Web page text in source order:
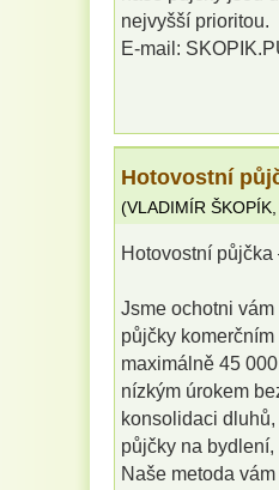
nejvyšší prioritou.
E-mail:
Hotovostní
(VLADIMÍR ŠKOPÍK
Hotovostní
Jsme ochotni
půjčky
maximálně 45
nízkým úrokem
konsolidaci
půjčky na
Naše metoda